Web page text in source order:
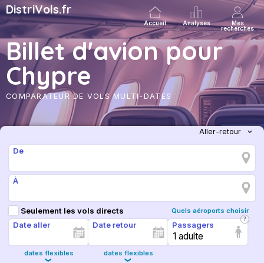
Accueil Analyses
Mes
recherches
DistriVols.fr
Billet d'avion pour
Chypre
COMPARATEUR DE VOLS MULTI-DATES
De
À
Quels aéroports choisir
Seulement les vols directs
Date aller
dates flexibles
Date retour
dates flexibles
Passagers
1 adulte